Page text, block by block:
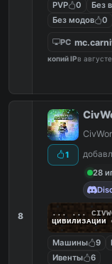
PVP 0 Без
Без модов
0
PC
копий IPв августе
8
1
28
... ... CIVW
циʙилизᴀции
Машины 9
Ивенты
6